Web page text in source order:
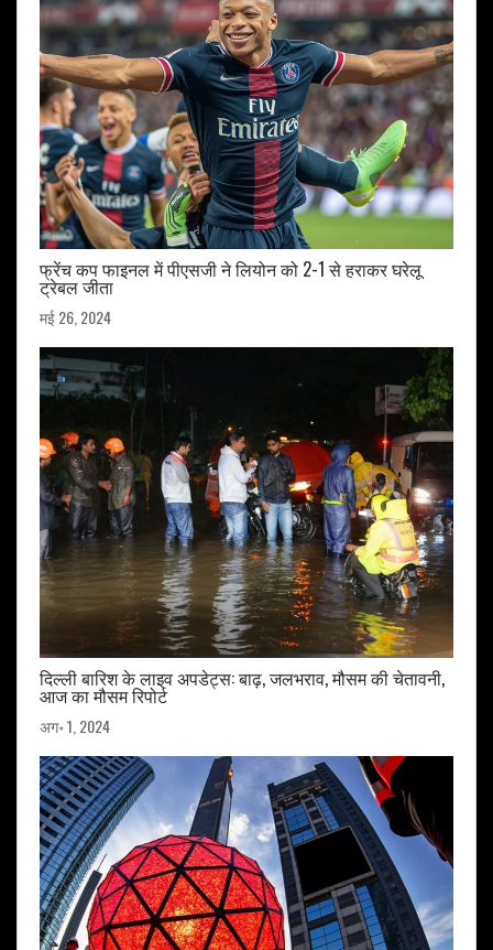
फ्रेंच कप फाइनल में पीएसजी ने लियोन को 2-1 से हराकर घरेलू
ट्रेबल जीता
मई 26, 2024
दिल्ली बारिश के लाइव अपडेट्स: बाढ़, जलभराव, मौसम की चेतावनी,
आज का मौसम रिपोर्ट
अग॰ 1, 2024